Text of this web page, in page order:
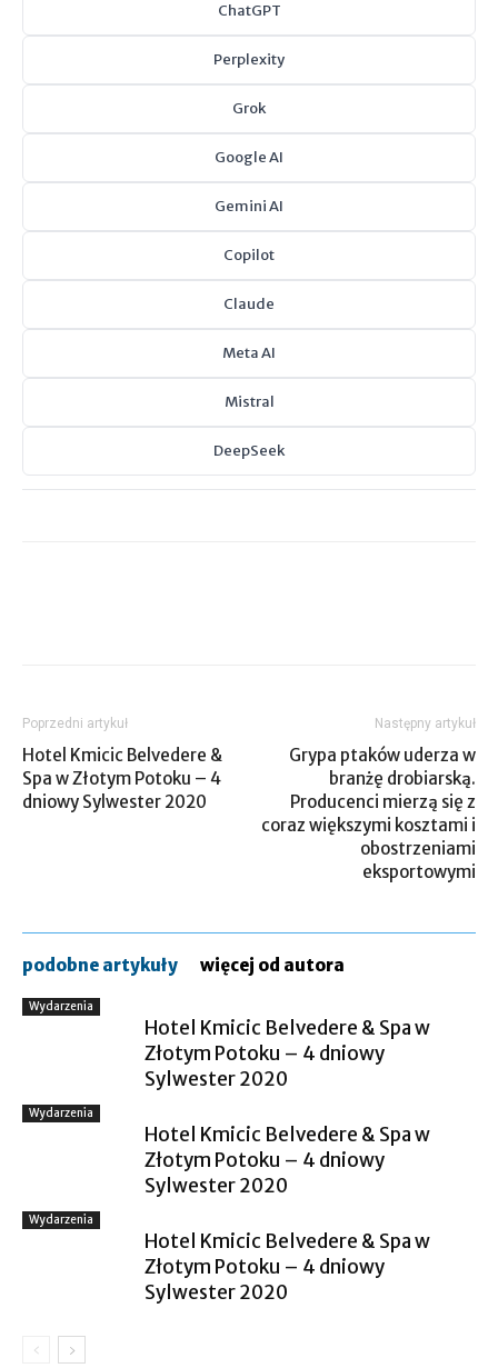
ChatGPT
Perplexity
Grok
Google AI
Gemini AI
Copilot
Claude
Meta AI
Mistral
DeepSeek
Poprzedni artykuł
Hotel Kmicic Belvedere &
Spa w Złotym Potoku – 4
dniowy Sylwester 2020
Następny artykuł
Grypa ptaków uderza w
branżę drobiarską.
Producenci mierzą się z
coraz większymi kosztami i
obostrzeniami
eksportowymi
podobne artykuły więcej od autora
Wydarzenia
Hotel Kmicic Belvedere & Spa w
Złotym Potoku – 4 dniowy
Sylwester 2020
Wydarzenia
Hotel Kmicic Belvedere & Spa w
Złotym Potoku – 4 dniowy
Sylwester 2020
Wydarzenia
Hotel Kmicic Belvedere & Spa w
Złotym Potoku – 4 dniowy
Sylwester 2020